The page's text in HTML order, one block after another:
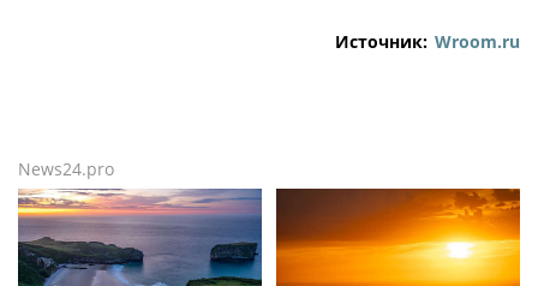
Источник: Wroom.ru
News24.pro